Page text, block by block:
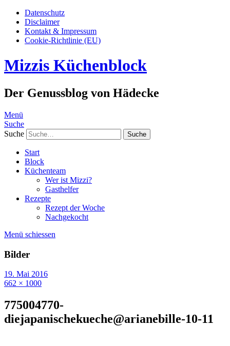
Datenschutz
Disclaimer
Kontakt & Impressum
Cookie-Richtlinie (EU)
Mizzis Küchenblock
Der Genussblog von Hädecke
Menü
Suche
Suche
Start
Block
Küchenteam
Wer ist Mizzi?
Gasthelfer
Rezepte
Rezept der Woche
Nachgekocht
Menü schiessen
Bilder
19. Mai 2016
662 × 1000
775004770-
diejapanischekueche@arianebille-10-11